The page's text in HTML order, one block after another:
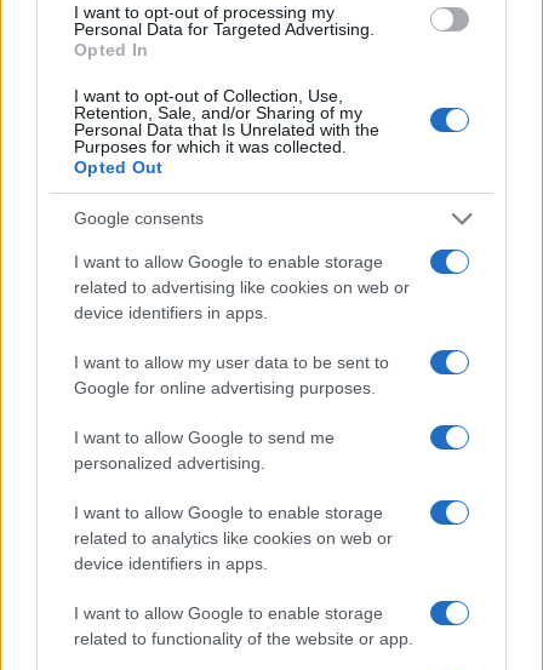
I want to opt-out of processing my
Personal Data for Targeted Advertising.
Opted In
I want to opt-out of Collection, Use,
Retention, Sale, and/or Sharing of my
Personal Data that Is Unrelated with the
Purposes for which it was collected.
Opted Out
Google consents
I want to allow Google to enable storage
related to advertising like cookies on web or
device identifiers in apps.
I want to allow my user data to be sent to
Google for online advertising purposes.
I want to allow Google to send me
personalized advertising.
I want to allow Google to enable storage
related to analytics like cookies on web or
device identifiers in apps.
I want to allow Google to enable storage
related to functionality of the website or app.
El impacto de la iniciativa de Gabriel
Rufián en el panorama político español
Gabriel Rufián ha logrado captar la atención mediática…
POLÍTICA